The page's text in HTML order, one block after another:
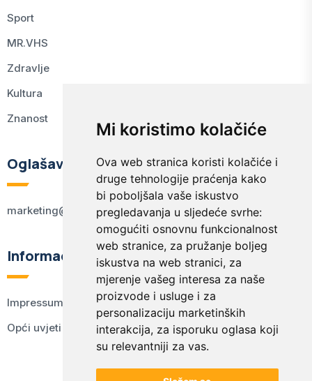
Mi koristimo kolačiće
Ova web stranica koristi kolačiće i
druge tehnologije praćenja kako
bi poboljšala vaše iskustvo
pregledavanja u sljedeće svrhe:
omogućiti osnovnu funkcionalnost
web stranice, za pružanje boljeg
iskustva na web stranici, za
mjerenje vašeg interesa za naše
proizvode i usluge i za
personalizaciju marketinških
interakcija, za isporuku oglasa koji
su relevantniji za vas.
Sport
MR.VHS
Zdravlje
Kultura
Znanost
Oglašavanje
marketing@kodex.hr
Informacije
Impressum
Opći uvjeti korištenja